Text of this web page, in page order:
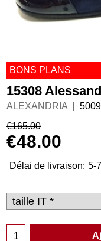
BONS PLANS
15308
ALEXANDRIA
€165.00
€48.00
Délai de livraison: 5-